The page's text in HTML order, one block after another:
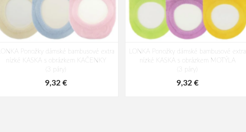
LONKA Ponožky dámské bambusové extra
nízké KASKA s obrázkem KAČENKY
(3 páry)
9,32 €
LONKA Ponožky dámské bambusové extra
nízké KASKA s obrázkem MOTÝLA
(3 páry)
9,32 €